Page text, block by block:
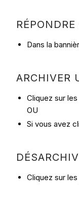
Dans la
ARCHIVER
Cliquez sur les
OU
Si vous avez
Cliquez sur les